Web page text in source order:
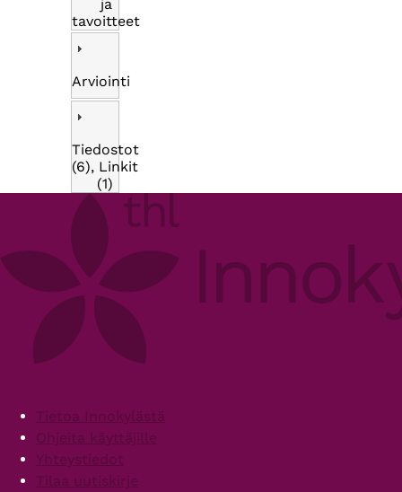
ja
tavoitteet
Arviointi
Tiedostot
(6), Linkit
(1)
FooterTietoa Innokylästä
Ohjeita käyttäjille
Yhteystiedot
Tilaa uutiskirje